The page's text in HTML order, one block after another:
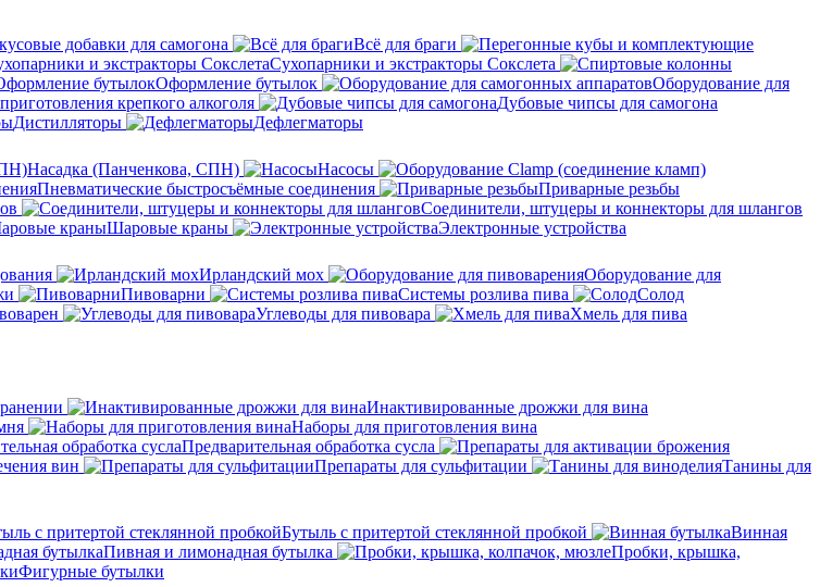
добавки для самогона
Всё для браги
Сухопарники и экстракторы Сокслета
Оформление бутылок
Оборудование для
крепкого алкоголя
Дубовые чипсы для самогона
Дистилляторы
Дефлегматоры
Насадка (Панченкова, СПН)
Насосы
Пневматические быстросъёмные соединения
Приварные резьбы
Соединители, штуцеры и коннекторы для шлангов
Шаровые краны
Электронные устройства
Ирландский мох
Оборудование для
Пивоварни Системы розлива пива
Солод
Углеводы для пивовара
Хмель для пива
Инактивированные дрожжи для вина
Наборы для приготовления вина
Предварительная обработка сусла
вин Препараты для сульфитации
Танины для
Бутыль с притертой стеклянной пробкой
Винная
Пивная и лимонадная бутылка
Пробки, крышка,
Фигурные бутылки